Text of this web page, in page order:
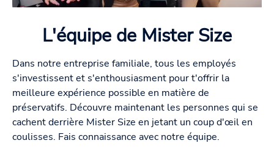
L'équipe de Mister Size
Dans notre entreprise familiale, tous les employés
s'investissent et s'enthousiasment pour t'offrir la
meilleure expérience possible en matière de
préservatifs. Découvre maintenant les personnes qui se
cachent derrière Mister Size en jetant un coup d'œil en
coulisses. Fais connaissance avec notre équipe.